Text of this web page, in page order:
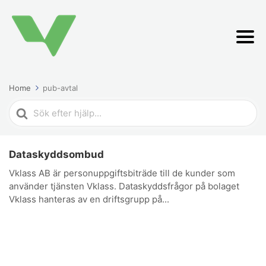
Home pub-avtal
Search
For
Dataskyddsombud
Vklass AB är personuppgiftsbiträde till de kunder som
använder tjänsten Vklass. Dataskyddsfrågor på bolaget
Vklass hanteras av en driftsgrupp på...